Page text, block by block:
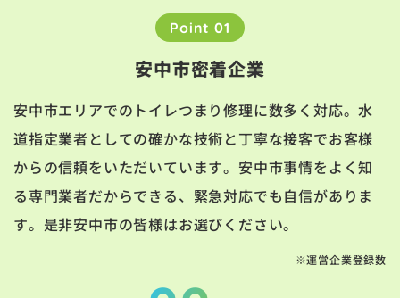
Point 01
安中市密着企業
安中市エリアでのトイレつまり修理に数多く対応。水
道指定業者としての確かな技術と丁寧な接客でお客様
からの信頼をいただいています。安中市事情をよく知
る専門業者だからできる、緊急対応でも自信がありま
す。是非安中市の皆様はお選びください。
※運営企業登録数